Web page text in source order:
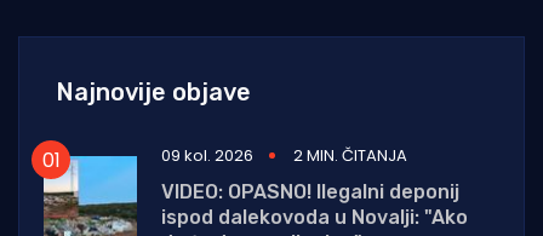
Najnovije objave
09 kol. 2026
2 MIN. ČITANJA
VIDEO: OPASNO! Ilegalni deponij
ispod dalekovoda u Novalji: "Ako